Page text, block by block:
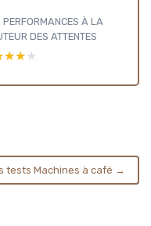
PERFORMANCES À LA
DES ATTENTES
tests Machines à café →